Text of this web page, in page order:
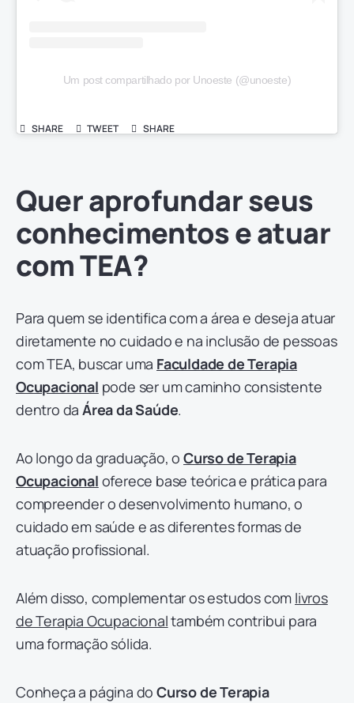
Um post compartilhado por Unoeste (@unoeste)
SHARE TWEET SHARE
Quer aprofundar seus
conhecimentos e atuar
com TEA?
Para quem se identifica com a área e deseja atuar
diretamente no cuidado e na inclusão de pessoas
com TEA, buscar uma Faculdade de Terapia
Ocupacional pode ser um caminho consistente
dentro daÁrea da Saúde.
Ao longo da graduação, o Curso de Terapia
Ocupacional oferece base teórica e prática para
compreender o desenvolvimento humano, o
cuidado em saúde e as diferentes formas de
atuação profissional.
Além disso, complementar os estudos com livros
de Terapia Ocupacionaltambém contribui para
uma formação sólida.
Conheça a página do Curso de Terapia